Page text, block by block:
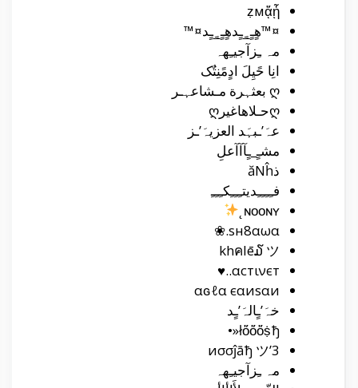
ẓмᾄᾗ
¤™هٍـٍ_ٍـٍدهٍـٍ_ٍـٍد¤™
مہ ـِزآجيـِهہ
انِا حًيِلَ ادٍمًنِتٌک
ღ بعثہرة مـشاعہـر
ღحـلاهاغيرღ
عہَ’ـبہَد العزيہَ’ـز
مشـٍ_ـٍآآآعلِ
ذăΝĥ
فـِـِـِـِديتـِـِـِكـِـِـِ
ɴᴏᴏɴʏ˛
sн8αωα.❀
khคlē໓ ツ
αcтινєт..♥
αɢℓα єαиsαи
خہَ’ـٍالہَ’ـٍد
ѯłὄὄὄṩђ«•
3’иσσĵāђ ツ
مہ ـِزآجيـِهہ